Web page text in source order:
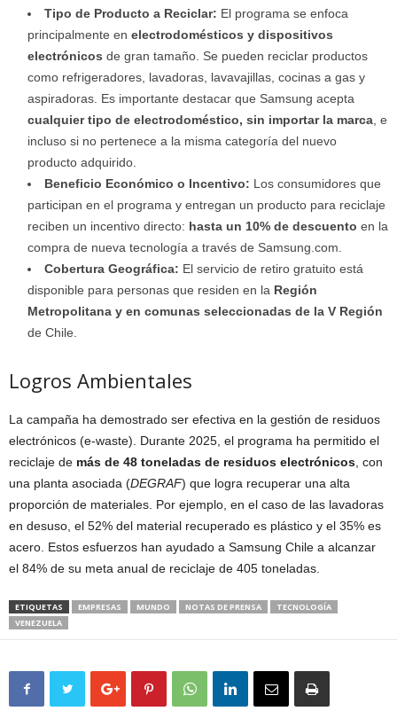
Tipo de Producto a Reciclar: El programa se enfoca
principalmente en electrodomésticos y dispositivos
electrónicos de gran tamaño. Se pueden reciclar productos
como refrigeradores, lavadoras, lavavajillas, cocinas a gas y
aspiradoras. Es importante destacar que Samsung acepta
cualquier tipo de electrodoméstico, sin importar la marca , e
incluso si no pertenece a la misma categoría del nuevo
producto adquirido.
Beneficio Económico o Incentivo: Los consumidores que
participan en el programa y entregan un producto para reciclaje
reciben un incentivo directo: hasta un 10% de descuento en la
compra de nueva tecnología a través de Samsung.com.
Cobertura Geográfica: El servicio de retiro gratuito está
disponible para personas que residen en la Región
Metropolitana y en comunas seleccionadas de la V Región
de Chile.
Logros Ambientales
La campaña ha demostrado ser efectiva en la gestión de residuos
electrónicos (e-waste). Durante 2025, el programa ha permitido el
reciclaje de más de 48 toneladas de residuos electrónicos , con
una planta asociada (DEGRAF) que logra recuperar una alta
proporción de materiales. Por ejemplo, en el caso de las lavadoras
en desuso, el 52% del material recuperado es plástico y el 35% es
acero. Estos esfuerzos han ayudado a Samsung Chile a alcanzar
el 84% de su meta anual de reciclaje de 405 toneladas.
ETIQUETAS EMPRESAS MUNDO NOTAS DE PRENSA
TECNOLOGÍA
VENEZUELA